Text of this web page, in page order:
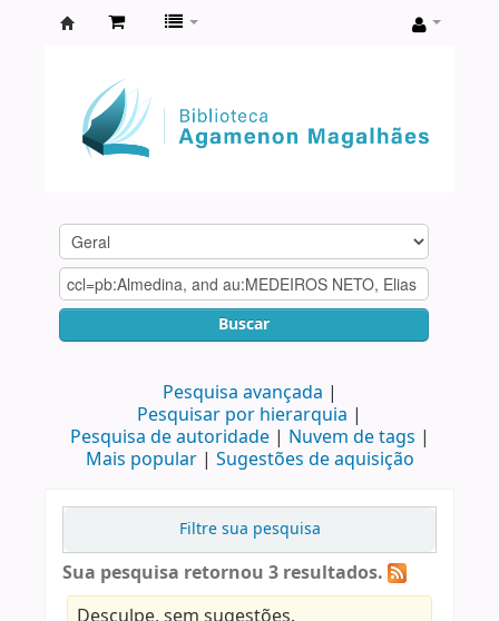
Agamenon
Magalhães
Buscar
Pesquisa avançada
Pesquisar por hierarquia
Pesquisa de autoridade
Nuvem de tags
Mais popular
Sugestões de aquisição
Filtre sua pesquisa
Sua pesquisa retornou 3 resultados.